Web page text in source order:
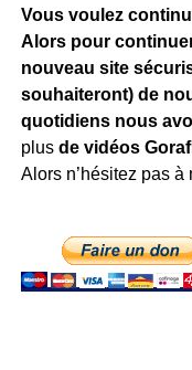
Vous voulez
Alors pour
nouveau site
souhaiteront) de
quotidiens nous
plus de vidéos
Alors n’hésitez pas à